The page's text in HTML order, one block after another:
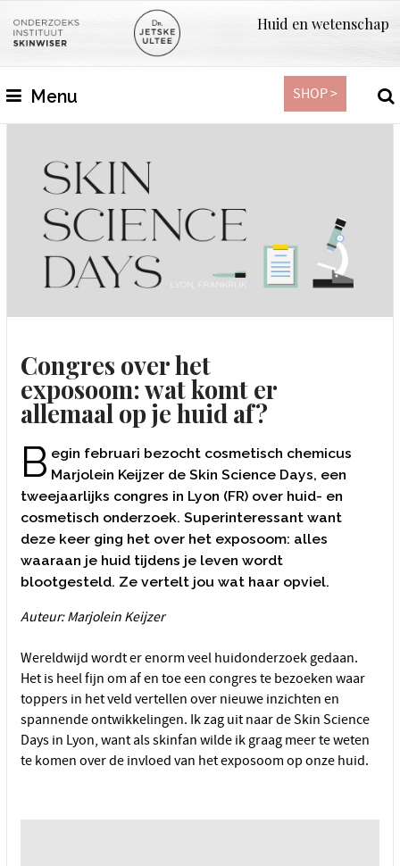
Huid en wetenschap
Menu SHOP >
Congres over het
exposoom: wat komt er
allemaal op je huid af?
B egin februari bezocht cosmetisch chemicus
Marjolein Keijzer de Skin Science Days, een
tweejaarlijks congres in Lyon (FR) over huid- en
cosmetisch onderzoek. Superinteressant want
deze keer ging het over het exposoom: alles
waaraan je huid tijdens je leven wordt
blootgesteld. Ze vertelt jou wat haar opviel.
Auteur: Marjolein Keijzer
Wereldwijd wordt er enorm veel huidonderzoek gedaan.
Het is heel fijn om af en toe een congres te bezoeken waar
toppers in het veld vertellen over nieuwe inzichten en
spannende ontwikkelingen. Ik zag uit naar de Skin Science
Days in Lyon, want als skinfan wilde ik graag meer te weten
te komen over de invloed van het exposoom op onze huid.